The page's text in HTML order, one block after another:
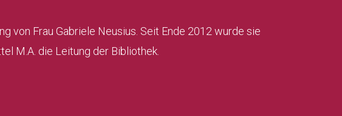
von Frau Gabriele Neusius. Seit Ende 2012 wurde sie
M.A. die Leitung der Bibliothek.